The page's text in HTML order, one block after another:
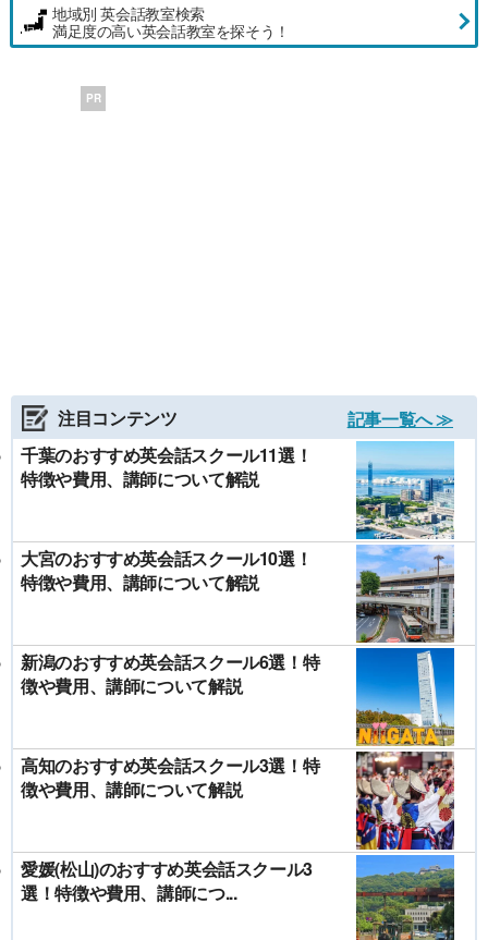
地域別 英会話教室検索
満足度の高い英会話教室を探そう！
PR
注目コンテンツ
記事一覧へ ≫
千葉のおすすめ英会話スクール11選！
特徴や費用、講師について解説
大宮のおすすめ英会話スクール10選！
特徴や費用、講師について解説
新潟のおすすめ英会話スクール6選！特
徴や費用、講師について解説
高知のおすすめ英会話スクール3選！特
徴や費用、講師について解説
愛媛(松山)のおすすめ英会話スクール3
選！特徴や費用、講師につ...